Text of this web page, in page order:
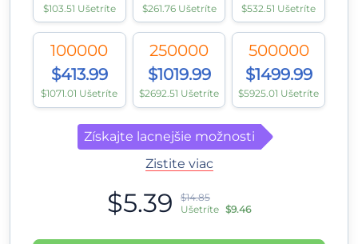
$103.51 Ušetríte $261.76 Ušetríte $532.51 Ušetríte
100000
$413.99
$1071.01 Ušetríte
250000
$1019.99
$2692.51 Ušetríte
500000
$1499.99
$5925.01 Ušetríte
Získajte lacnejšie možnosti
Zistite viac
$5.39
$14.85
Ušetríte $9.46